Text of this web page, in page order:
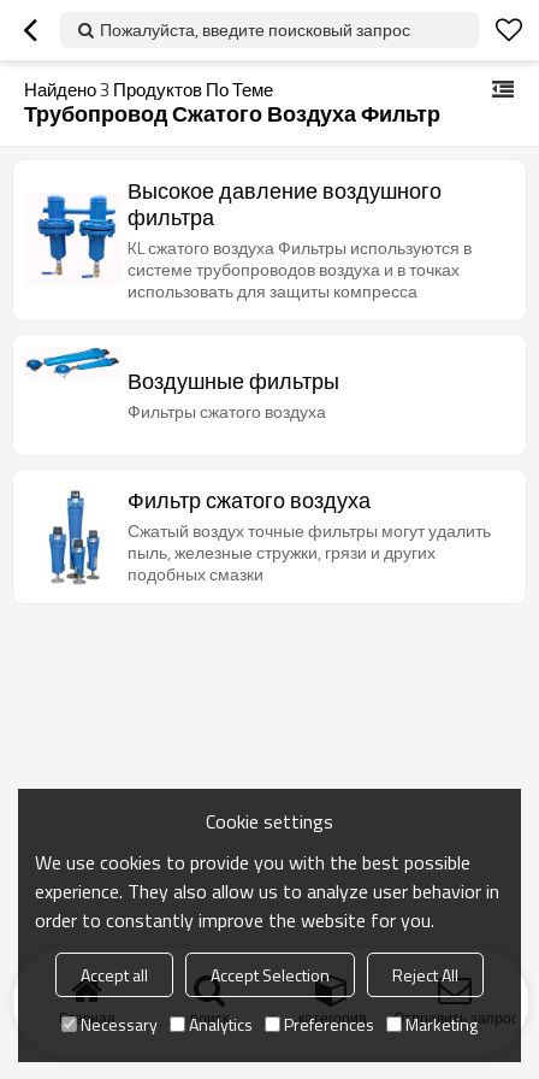
Пожалуйста, введите поисковый запрос
Найдено3 Продуктов По Теме
Трубопровод Сжатого Воздуха Фильтр
Высокое давление воздушного
фильтра
KL сжатого воздуха Фильтры используются в
системе трубопроводов воздуха и в точках
использовать для защиты компресса
Воздушные фильтры
Фильтры сжатого воздуха
Фильтр сжатого воздуха
Сжатый воздух точные фильтры могут удалить
пыль, железные стружки, грязи и других
подобных смазки
Главная поиск категория Отправить запрос
Cookie settings
We use cookies to provide you with the best possible
experience. They also allow us to analyze user behavior in
order to constantly improve the website for you.
Accept all Accept Selection
Reject All
Necessary
Analytics Preferences Marketing